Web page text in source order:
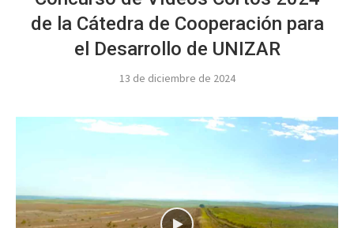
de la Cátedra de Cooperación para
el Desarrollo de UNIZAR
13 de diciembre de 2024